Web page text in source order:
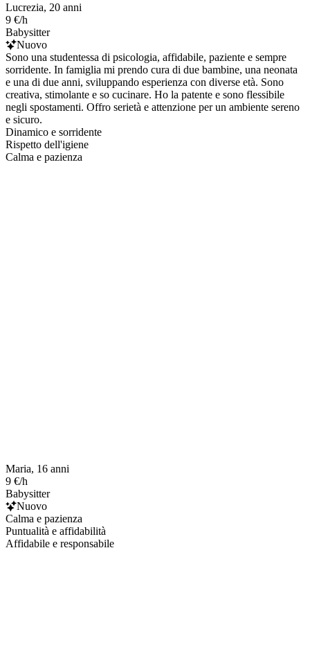
Lucrezia, 20 anni
9 €/h
Babysitter
Nuovo
Sono una studentessa di psicologia, affidabile, paziente e sempre
sorridente. In famiglia mi prendo cura di due bambine, una neonata
e una di due anni, sviluppando esperienza con diverse età. Sono
creativa, stimolante e so cucinare. Ho la patente e sono flessibile
negli spostamenti. Offro serietà e attenzione per un ambiente sereno
e sicuro.
Dinamico e sorridente
Rispetto dell'igiene
Calma e pazienza
Maria, 16 anni
9 €/h
Babysitter
Nuovo
Calma e pazienza
Puntualità e affidabilità
Affidabile e responsabile